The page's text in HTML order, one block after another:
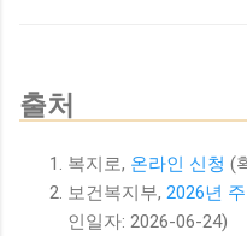
출처
복지로, 온라인 신청 (
보건복지부, 2026년
인일자: 2026-06-24)